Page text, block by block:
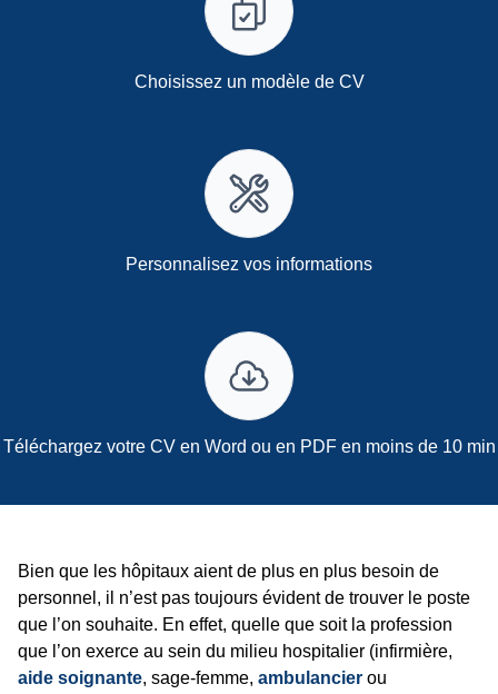
Choisissez un modèle de CV
Personnalisez vos informations
Téléchargez votre CV en Word ou en PDF en moins de 10 min
Bien que les hôpitaux aient de plus en plus besoin de
personnel, il n’est pas toujours évident de trouver le poste
que l’on souhaite. En effet, quelle que soit la profession
que l’on exerce au sein du milieu hospitalier (infirmière,
aide soignante, sage-femme, ambulancier ou